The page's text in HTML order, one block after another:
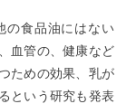
の食品油にはない
血管の、健康など
ための効果、乳が
という研究も発表